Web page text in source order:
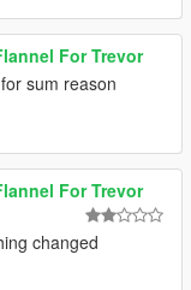
For Trevor
sum reason
For Trevor
changed